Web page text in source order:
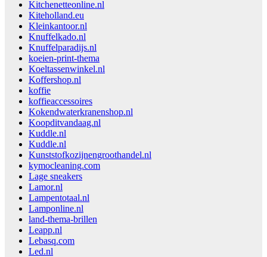
Kitchenetteonline.nl
Kiteholland.eu
Kleinkantoor.nl
Knuffelkado.nl
Knuffelparadijs.nl
koeien-print-thema
Koeltassenwinkel.nl
Koffershop.nl
koffie
koffieaccessoires
Kokendwaterkranenshop.nl
Koopditvandaag.nl
Kuddle.nl
Kuddle.nl
Kunststofkozijnengroothandel.nl
kymocleaning.com
Lage sneakers
Lamor.nl
Lampentotaal.nl
Lamponline.nl
land-thema-brillen
Leapp.nl
Lebasq.com
Led.nl